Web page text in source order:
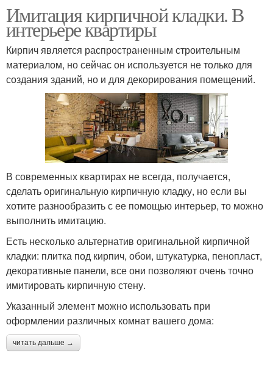
Имитация кирпичной кладки. В
интерьере квартиры
Кирпич является распространенным строительным
материалом, но сейчас он используется не только для
создания зданий, но и для декорирования помещений.
В современных квартирах не всегда, получается,
сделать оригинальную кирпичную кладку, но если вы
хотите разнообразить с ее помощью интерьер, то можно
выполнить имитацию.
Есть несколько альтернатив оригинальной кирпичной
кладки: плитка под кирпич, обои, штукатурка, пенопласт,
декоративные панели, все они позволяют очень точно
имитировать кирпичную стену.
Указанный элемент можно использовать при
оформлении различных комнат вашего дома:
читать дальше →